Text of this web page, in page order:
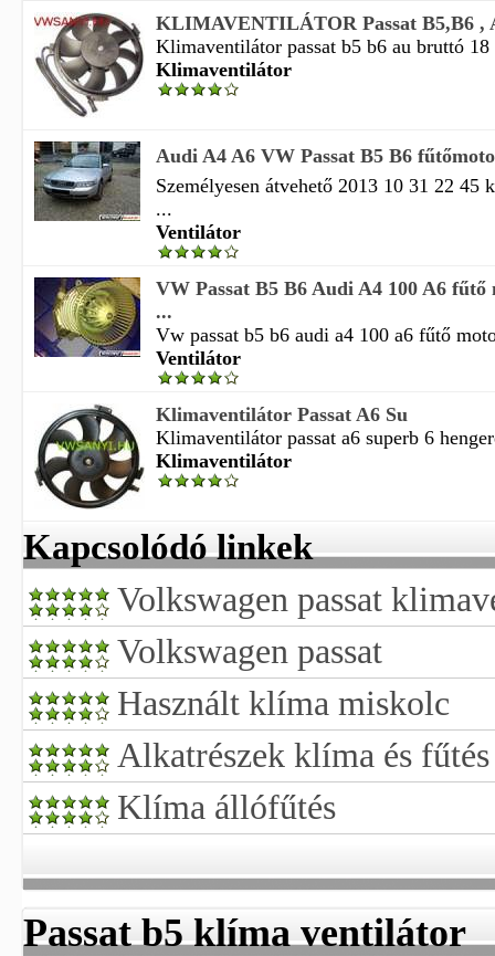
KLIMAVENTILÁTOR Passat B5,B6 ,
Klimaventilátor passat b5 b6 au bruttó
Klimaventilátor
Audi A4 A6 VW Passat B5 B6
Személyesen átvehető 2013 10 31 22 45
...
Ventilátor
VW Passat B5 B6 Audi A4 100 A6
...
Vw passat b5 b6 audi a4 100 a6 fűtő
Ventilátor
Klimaventilátor Passat A6 Su
Klimaventilátor passat a6 superb 6
Klimaventilátor
Kapcsolódó linkek
Volkswagen passat
Volkswagen passat
Használt klíma miskolc
Alkatrészek klíma és fűtés
Klíma állófűtés
Passat b5 klíma ventilátor